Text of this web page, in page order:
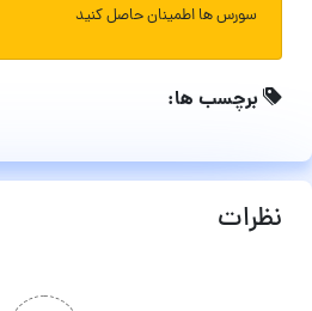
سورس ها اطمینان حاصل کنید
برچسب ها:
نظرات